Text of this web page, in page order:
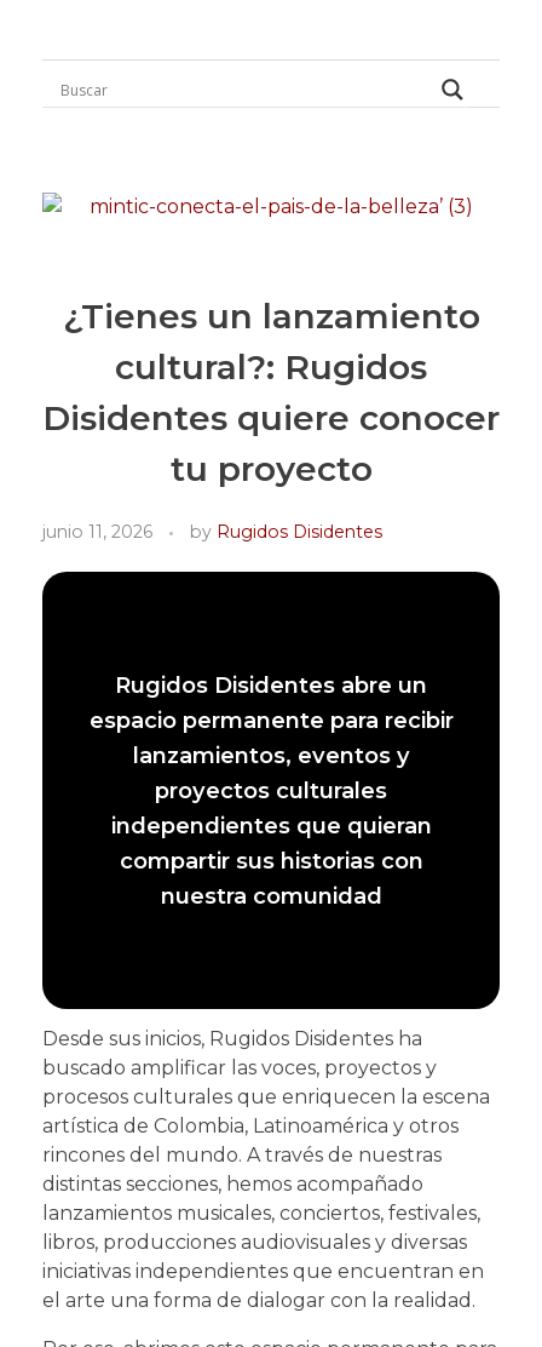
Rugidos Disidentes
Bogotá - Colombia | ISSN 2619-5569
¿Tienes un lanzamiento
cultural?: Rugidos
Disidentes quiere conocer
tu proyecto
junio 11, 2026 by Rugidos Disidentes
Rugidos Disidentes abre un
espacio permanente para recibir
lanzamientos, eventos y
proyectos culturales
independientes que quieran
compartir sus historias con
nuestra comunidad
Desde sus inicios, Rugidos Disidentes ha
buscado amplificar las voces, proyectos y
procesos culturales que enriquecen la escena
artística de Colombia, Latinoamérica y otros
rincones del mundo. A través de nuestras
distintas secciones, hemos acompañado
lanzamientos musicales, conciertos, festivales,
libros, producciones audiovisuales y diversas
iniciativas independientes que encuentran en
el arte una forma de dialogar con la realidad.